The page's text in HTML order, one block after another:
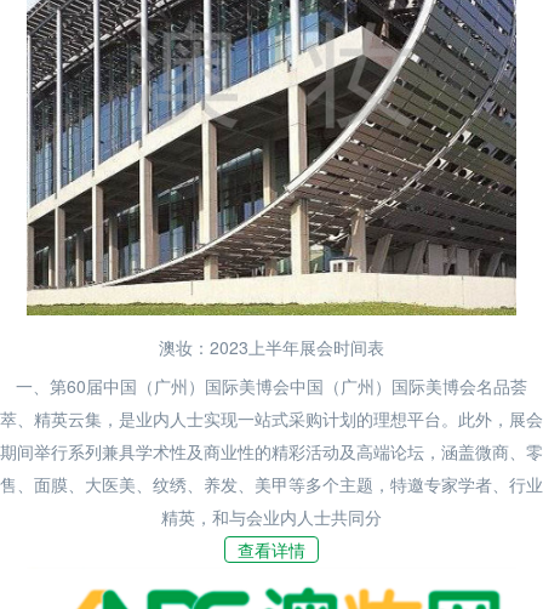
澳妆：2023上半年展会时间表
一、第60届中国（广州）国际美博会中国（广州）国际美博会名品荟
萃、精英云集，是业内人士实现一站式采购计划的理想平台。此外，展会
期间举行系列兼具学术性及商业性的精彩活动及高端论坛，涵盖微商、零
售、面膜、大医美、纹绣、养发、美甲等多个主题，特邀专家学者、行业
精英，和与会业内人士共同分
查看详情